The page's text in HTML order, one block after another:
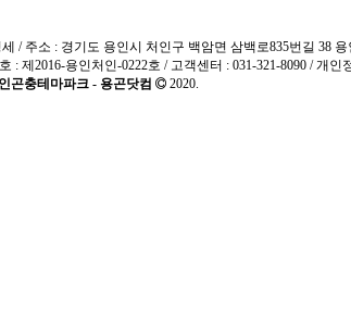
/ 주소 : 경기도 용인시 처인구 백암면 삼백로835번길 38
: 제2016-용인처인-0222호 / 고객센터 : 031-321-8090 / 개
곤충테마파크 - 용곤닷컴 2020.